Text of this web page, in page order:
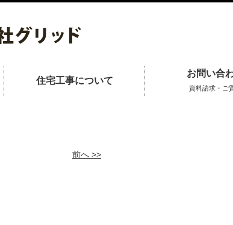
住宅工事について
お問い合
資料請求・ご
前へ >>